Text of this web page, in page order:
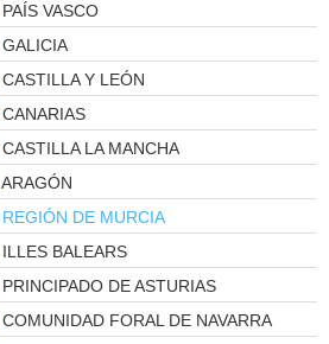
PAÍS VASCO
GALICIA
CASTILLA Y LEÓN
CANARIAS
CASTILLA LA MANCHA
ARAGÓN
REGIÓN DE MURCIA
ILLES BALEARS
PRINCIPADO DE ASTURIAS
COMUNIDAD FORAL DE NAVARRA